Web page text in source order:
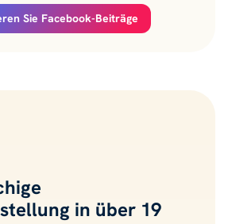
Sie Facebook-Beiträge
in über 19